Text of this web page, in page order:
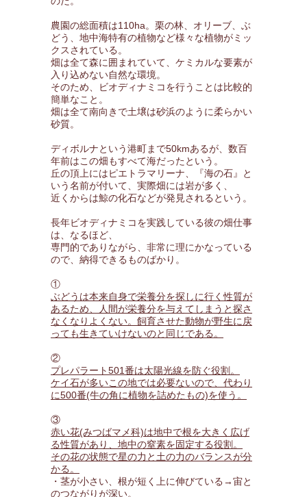
農園の総面積は110ha。栗の林、オリーブ、ぶ
どう、地中海特有の植物など様々な植物がミッ
クスされている。
畑は全て森に囲まれていて、ケミカルな要素が
入り込めない自然な環境。
そのため、ビオディナミコを行うことは比較的
簡単なこと。
畑は全て南向きで土壌は砂浜のように柔らかい
砂質。
ディボルナという港町まで50kmあるが、数百
年前はこの畑もすべて海だったという。
丘の頂上にはピエトラマリーナ、『海の石』と
いう名前が付いて、実際畑には岩が多く、
近くからは鯨の化石などが発見されるという。
長年ビオディナミコを実践している彼の畑仕事
は、なるほど、
専門的でありながら、非常に理にかなっている
ので、納得できるものばかり。
①
ぶどうは本来自身で栄養分を探しに行く性質が
あるため、人間が栄養分を与えてしまうと探さ
なくなりよくない。飼育させた動物が野生に戻
っても生きていけないのと同じである。
②
プレパラート501番は太陽光線を防ぐ役割。
ケイ石が多いこの地では必要ないので、代わり
に500番(牛の角に植物を詰めたもの)を使う。
③
赤い花(みつばマメ科)は地中で根を大きく広げ
る性質があり、地中の窒素を固定する役割。
その花の状態で星の力と土の力のバランスが分
かる。
・茎が小さい、根が短く上に伸びている→宙と
のつながりが深い。